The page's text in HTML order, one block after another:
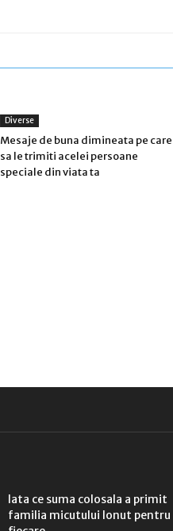
Diverse
Mesaje de buna dimineata pe care
sa le trimiti acelei persoane
speciale din viata ta
Iata ce suma colosala a primit
familia micutului Ionut pentru